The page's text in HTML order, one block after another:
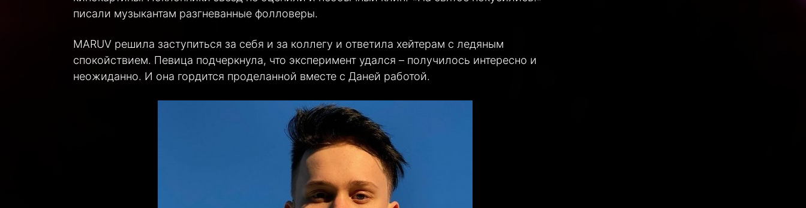
писали музыкантам разгневанные фолловеры.
MARUV решила заступиться за себя и за коллегу и ответила хейтерам с ледяным
спокойствием. Певица подчеркнула, что эксперимент удался – получилось интересно и
неожиданно. И она гордится проделанной вместе с Даней работой.